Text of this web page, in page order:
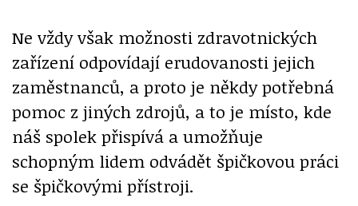
Ne vždy však možnosti zdravotnických
zařízení odpovídají erudovanosti jejich
zaměstnanců, a proto je někdy potřebná
pomoc z jiných zdrojů, a to je místo, kde
náš spolek přispívá a umožňuje
schopným lidem odvádět špičkovou práci
se špičkovými přístroji.